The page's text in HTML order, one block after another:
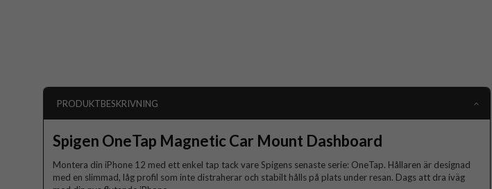
PRODUKTBESKRIVNING
Spigen OneTap Magnetic Car Mount Dashboard
Montera din iPhone 12 med ett enkel tap tack vare Spigens senaste serie: OneTap. Hållaren är designad
med en slimmad, låg profil som inte distraherar och stabilt hålls på plats under resan. Dags att dra iväg